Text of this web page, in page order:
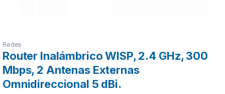
Redes
Router Inalámbrico WISP, 2.4 GHz, 300
Mbps, 2 Antenas Externas
Omnidireccional 5 dBi.